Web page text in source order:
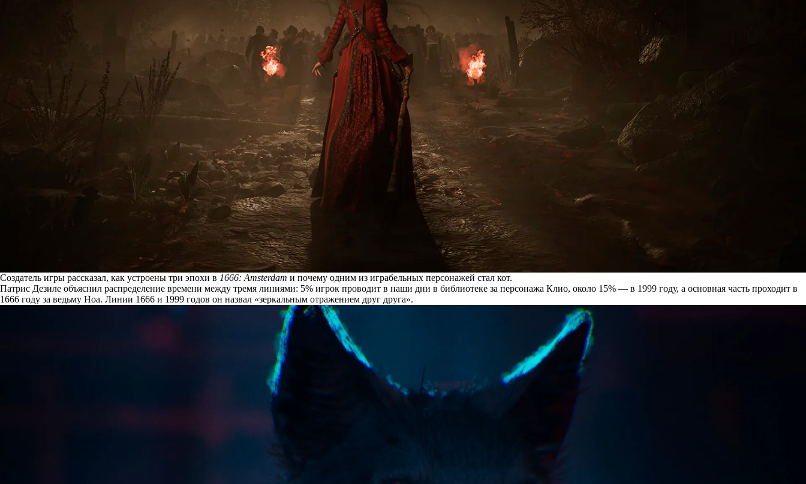
Создатель игры рассказал, как устроены три эпохи в 1666: Amsterdam и почему одним из играбельных персонажей стал кот.
Патрис Дезиле объяснил распределение времени между тремя линиями: 5% игрок проводит в наши дни в библиотеке за персонажа Клио, около 15% — в 1999 году, а основная часть проходит в
1666 году за ведьму Ноа. Линии 1666 и 1999 годов он назвал «зеркальным отражением друг друга».